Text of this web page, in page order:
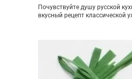
Почувствуйте душу русской
вкусный рецепт классической